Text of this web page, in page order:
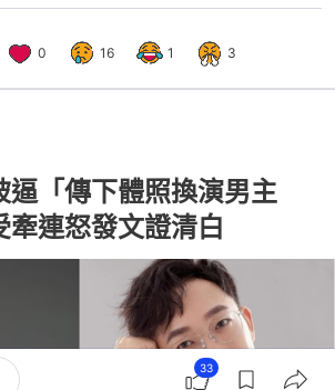
0 16 1 3
逼「傳下體照換演男主
連怒發文證清白
33